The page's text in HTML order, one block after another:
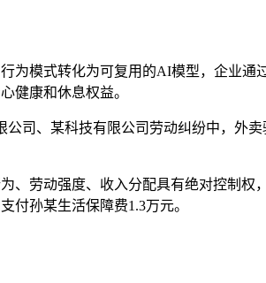
模式转化为可复用的AI模型，企业通
健康和休息权益。
、某科技有限公司劳动纠纷中，外
劳动强度、收入分配具有绝对控制权
付孙某生活保障费1.3万元。